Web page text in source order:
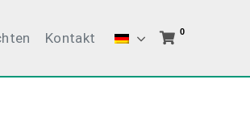
Kontakt 0